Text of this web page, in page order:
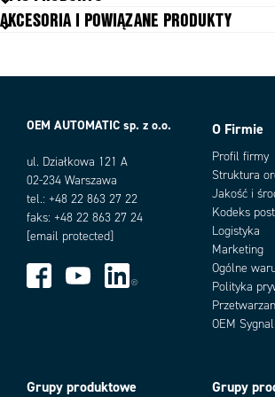
Przycisk aktywujący Trzpień
AKCESORIA I POWIĄZANE PRODUKTY
Add as
OEM AUTOMATIC sp. z o.o.
ul. Działkowa 121 A
02-234 Warszawa
tel.: +48 22 863 27 22
faks: +48 22 863 27 24
[email protected]
O Firmie
Profil firmy
Struktura
Jakość i
Kodeks
Logistyka
Marketing
Ogólne
Polityka
OEM
Grupy produktowe Grupy